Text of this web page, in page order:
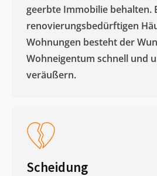
geerbte Immobilie behalten.
renovierungsbedürftigen
Wohnungen besteht der
Wohneigentum schnell und
veräußern. ​
Scheidung